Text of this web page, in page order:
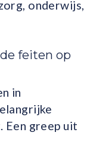
onderwijs,
feiten op
in
Een greep uit